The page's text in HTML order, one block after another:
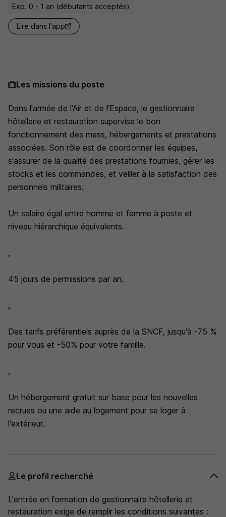
Exp. 0 - 1 an (débutants acceptés)
Lire dans l'app
Les missions du poste
Dans l'armée de l'Air et de l'Espace, le gestionnaire
hôtellerie et restauration supervise le bon
fonctionnement des mess, hébergements et prestations
associées. Son rôle est de coordonner les équipes,
s'assurer de la qualité des prestations fournies, gérer les
stocks et les commandes, et veiller à la satisfaction des
personnels militaires.
Un salaire égal entre homme et femme à poste et
niveau hiérarchique équivalents.
,
45 jours de permissions par an.
,
Des tarifs préférentiels auprès de la SNCF, jusqu'à -75 %
pour vous et -50% pour votre famille.
,
Un hébergement gratuit sur base pour les nouvelles
recrues ou une aide au logement pour se loger à
l'extérieur.
Le profil recherché
L'entrée en formation de gestionnaire hôtellerie et
restauration exige de remplir les conditions suivantes :